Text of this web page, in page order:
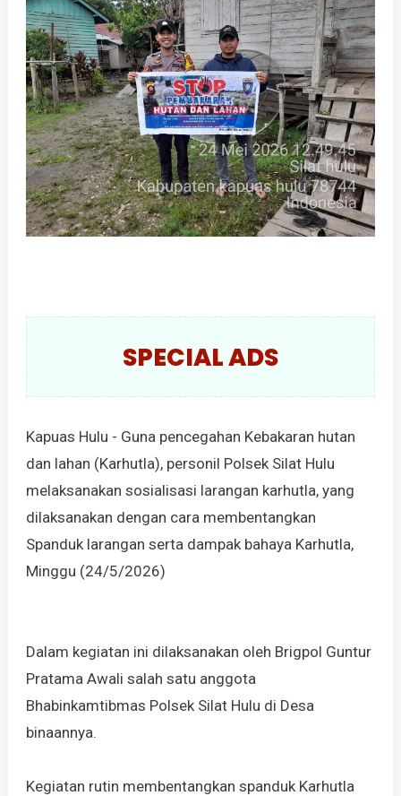
SPECIAL ADS
Kapuas Hulu - Guna pencegahan Kebakaran hutan
dan lahan (Karhutla), personil Polsek Silat Hulu
melaksanakan sosialisasi larangan karhutla, yang
dilaksanakan dengan cara membentangkan
Spanduk larangan serta dampak bahaya Karhutla,
Minggu (24/5/2026)
Dalam kegiatan ini dilaksanakan oleh Brigpol Guntur
Pratama Awali salah satu anggota
Bhabinkamtibmas Polsek Silat Hulu di Desa
binaannya.
Kegiatan rutin membentangkan spanduk Karhutla